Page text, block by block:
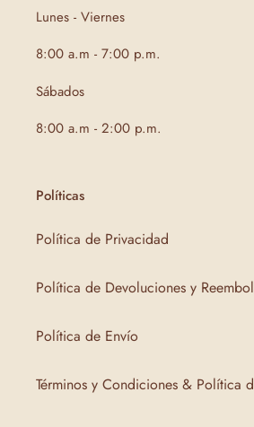
Lunes - Viernes
8:00 a.m - 7:00 p.m.
Sábados
8:00 a.m - 2:00 p.m.
Políticas
Política de Privacidad
Política de Devoluciones y
Política de Envío
Términos y Condiciones & Política